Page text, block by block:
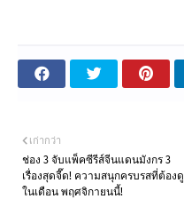
เก่ากว่า
ช่อง 3 จับแพ็คซีรีส์จีนแดนมังกร 3
เรื่องสุดจี๊ด! ความสนุกครบรสที่ต้องดู
ในเดือน พฤศจิกายนนี้!